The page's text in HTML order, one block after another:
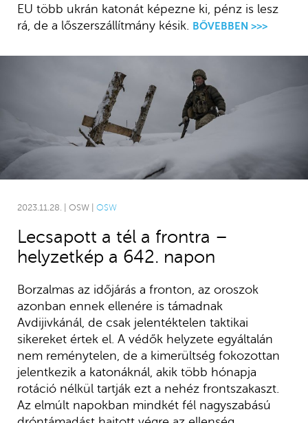
EU több ukrán katonát képezne ki, pénz is lesz
rá, de a lőszerszállítmány késik.
BŐVEBBEN >>>
2023.11.28. | OSW | OSW
Lecsapott a tél a frontra –
helyzetkép a 642. napon
Borzalmas az időjárás a fronton, az oroszok
azonban ennek ellenére is támadnak
Avdijivkánál, de csak jelentéktelen taktikai
sikereket értek el. A védők helyzete egyáltalán
nem reménytelen, de a kimerültség fokozottan
jelentkezik a katonáknál, akik több hónapja
rotáció nélkül tartják ezt a nehéz frontszakaszt.
Az elmúlt napokban mindkét fél nagyszabású